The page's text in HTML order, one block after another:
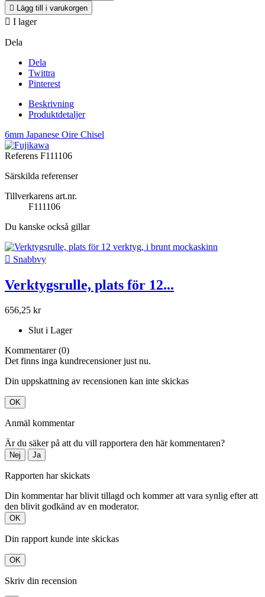
 Lägg till i varukorgen
 I lager
Dela
Dela
Twittra
Pinterest
Beskrivning
Produktdetaljer
6mm Japanese Oire Chisel
Referens F111106
Särskilda referenser
Tillverkarens art.nr.
F111106
Du kanske också gillar
 Snabbvy
Verktygsrulle, plats för 12...
656,25 kr
Slut i Lager
Kommentarer (0)
Det finns inga kundrecensioner just nu.
Din uppskattning av recensionen kan inte skickas
OK
Anmäl kommentar
Är du säker på att du vill rapportera den här kommentaren?
Nej Ja
Rapporten har skickats
Din kommentar har blivit tillagd och kommer att vara synlig efter att
den blivit godkänd av en moderator.
OK
Din rapport kunde inte skickas
OK
Skriv din recension